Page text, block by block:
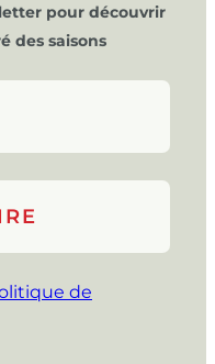
pour découvrir
des saisons
de